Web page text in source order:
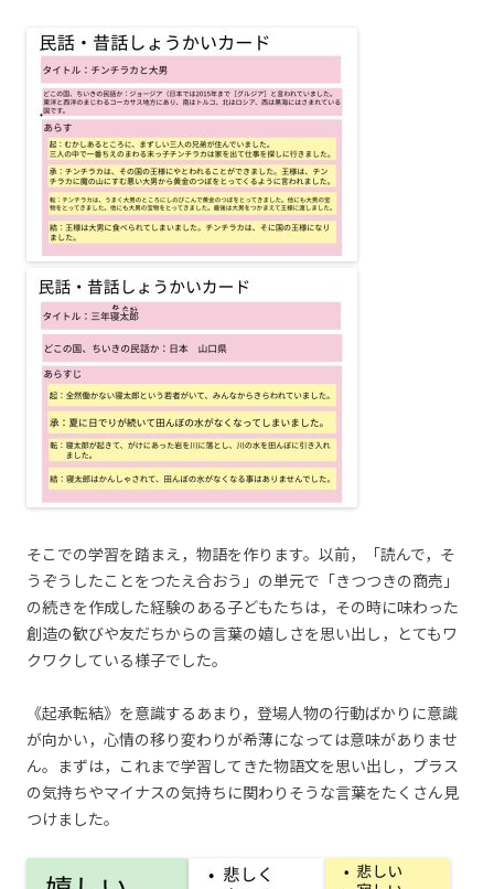
そこでの学習を踏まえ，物語を作ります。以前，「読んで，そ
うぞうしたことをつたえ合おう」の単元で「きつつきの商売」
の続きを作成した経験のある子どもたちは，その時に味わった
創造の歓びや友だちからの言葉の嬉しさを思い出し，とてもワ
クワクしている様子でした。
《起承転結》を意識するあまり，登場人物の行動ばかりに意識
が向かい，心情の移り変わりが希薄になっては意味がありませ
ん。まずは，これまで学習してきた物語文を思い出し，プラス
の気持ちやマイナスの気持ちに関わりそうな言葉をたくさん見
つけました。